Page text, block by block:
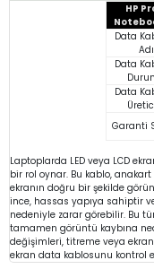
HP
Data
Adı
Data
Data
Garanti
Laptoplarda LED veya LCD
bir rol oynar. Bu kablo,
ekranın doğru bir şekilde
ince, hassas yapıya sahiptir
nedeniyle zarar görebilir. Bu
tamamen görüntü kaybına
değişimleri, titreme veya
ekran data kablosunu kontrol